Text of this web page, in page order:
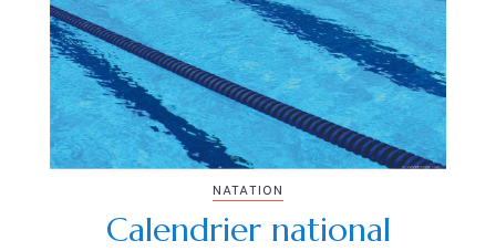
NATATION
Calendrier national